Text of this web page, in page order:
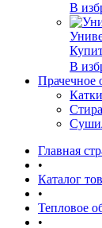
В
В
Прачечное
Главная
•
Каталог
•
Тепловое
•